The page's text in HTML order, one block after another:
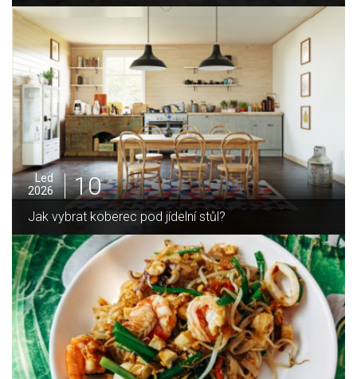
Led
2026
10
Jak vybrat koberec pod jídelní stůl?